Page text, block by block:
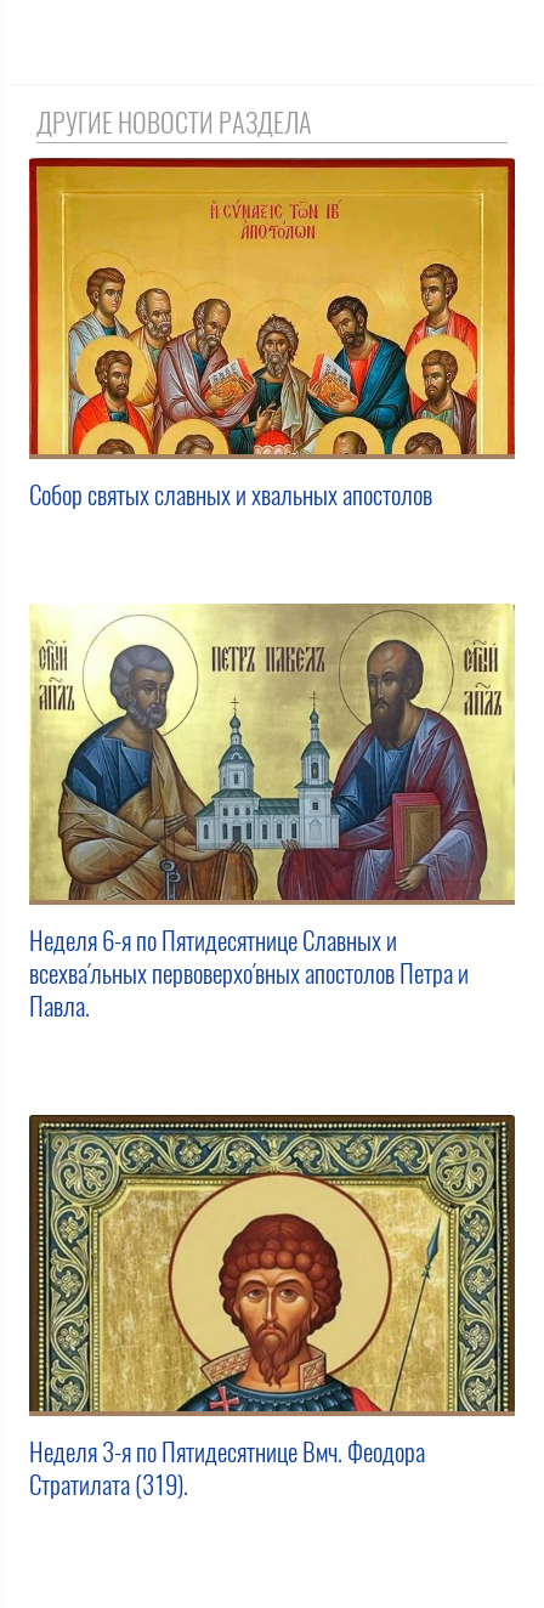
ДРУГИЕ НОВОСТИ РАЗДЕЛА
Собор святых славных и хвальных апостолов
Неделя 6-я по Пятидесятнице Славных и
всехва́льных первоверхо́вных апостолов Петра и
Павла.
Неделя 3-я по Пятидесятнице Вмч. Феодора
Стратилата (319).